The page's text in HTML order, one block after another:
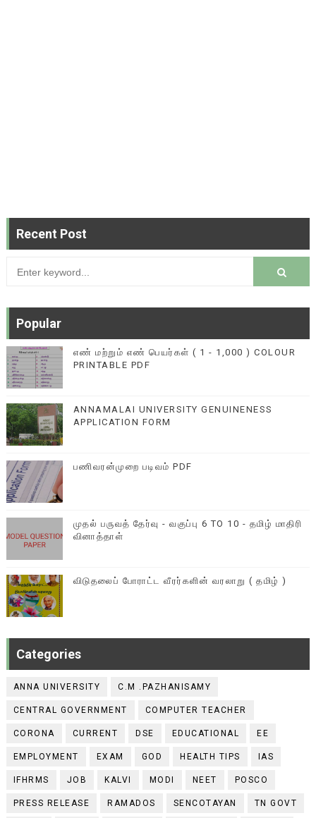
Recent Post
Popular
எண் மற்றும் எண் பெயர்கள் ( 1 - 1,000 ) COLOUR
PRINTABLE PDF
ANNAMALAI UNIVERSITY GENUINENESS
APPLICATION FORM
பணிவரன்முறை படிவம் PDF
முதல் பருவத் தேர்வு - வகுப்பு 6 TO 10 - தமிழ் மாதிரி
வினாத்தாள்
விடுதலைப் போராட்ட வீரர்களின் வரலாறு ( தமிழ் )
Categories
ANNA UNIVERSITY C.M .PAZHANISAMY
CENTRAL GOVERNMENT COMPUTER TEACHER
CORONA CURRENT DSE EDUCATIONAL EE
EMPLOYMENT EXAM GOD HEALTH TIPS IAS
IFHRMS JOB KALVI MODI NEET POSCO
PRESS RELEASE RAMADOS SENCOTAYAN TN GOVT